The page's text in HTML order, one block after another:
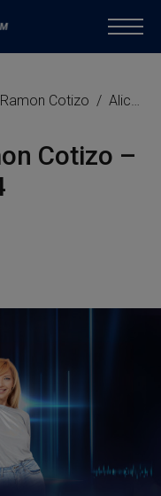
Cotizo Alice Tudor și Ramon Cotizo – 23 octombrie 2024
Cotizo –